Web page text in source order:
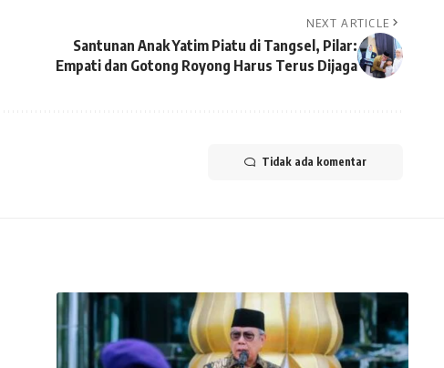
NEXT ARTICLE
Santunan Anak Yatim Piatu di Tangsel, Pilar:
Empati dan Gotong Royong Harus Terus Dijaga
Tidak ada komentar